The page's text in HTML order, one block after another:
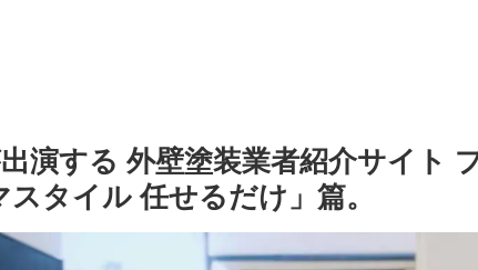
演する 外壁塗装業者紹介サイト
タイル 任せるだけ」篇。